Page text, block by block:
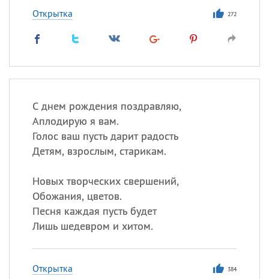
Открытка 272
С днем рождения поздравляю,
Аплодирую я вам.
Голос ваш пусть дарит радость
Детям, взрослым, старикам.
Новых творческих свершений,
Обожания, цветов.
Песня каждая пусть будет
Лишь шедевром и хитом.
Открытка 384